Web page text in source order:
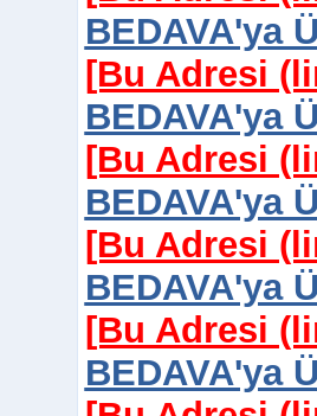
BEDAVA'ya
[Bu Adresi
BEDAVA'ya
[Bu Adresi
BEDAVA'ya
[Bu Adresi
BEDAVA'ya
[Bu Adresi
BEDAVA'ya